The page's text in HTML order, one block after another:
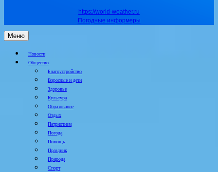
https://world-weather.ru
Погодные информеры
Меню
Новости
Общество
Благоустройство
Взрослые и дети
Здоровье
Культура
Образование
Отдых
Патриотизм
Погода
Помощь
Праздник
Природа
Спорт